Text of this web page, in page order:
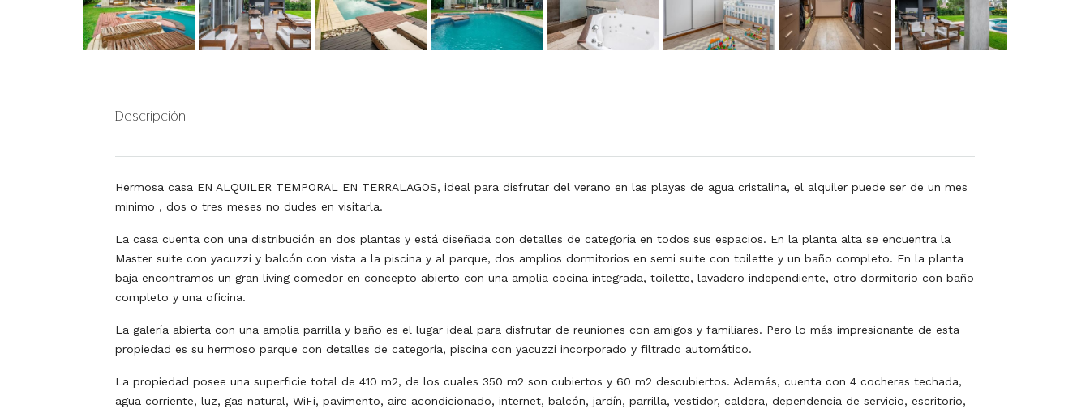
Descripción
Hermosa casa EN ALQUILER TEMPORAL EN TERRALAGOS, ideal para disfrutar del verano en las playas de agua cristalina, el alquiler puede ser de un mes
minimo , dos o tres meses no dudes en visitarla.
La casa cuenta con una distribución en dos plantas y está diseñada con detalles de categoría en todos sus espacios. En la planta alta se encuentra la
Master suite con yacuzzi y balcón con vista a la piscina y al parque, dos amplios dormitorios en semi suite con toilette y un baño completo. En la planta
baja encontramos un gran living comedor en concepto abierto con una amplia cocina integrada, toilette, lavadero independiente, otro dormitorio con baño
completo y una oficina.
La galería abierta con una amplia parrilla y baño es el lugar ideal para disfrutar de reuniones con amigos y familiares. Pero lo más impresionante de esta
propiedad es su hermoso parque con detalles de categoría, piscina con yacuzzi incorporado y filtrado automático.
La propiedad posee una superficie total de 410 m2, de los cuales 350 m2 son cubiertos y 60 m2 descubiertos. Además, cuenta con 4 cocheras techada,
agua corriente, luz, gas natural, WiFi, pavimento, aire acondicionado, internet, balcón, jardín, parrilla, vestidor, caldera, dependencia de servicio, escritorio,